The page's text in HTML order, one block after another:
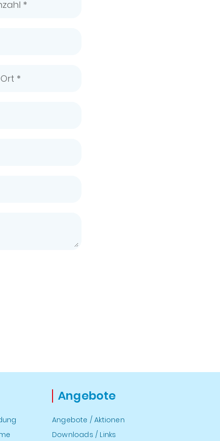
Angebote
Angebote / Aktionen
Downloads / Links